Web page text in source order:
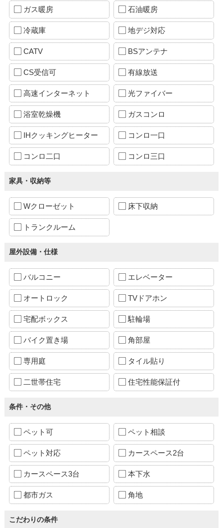
ガス暖房 石油暖房
冷蔵庫 地デジ対応
CATV BSアンテナ
CS受信可 有線放送
高速インターネット 光ファイバー
浴室乾燥機 ガスコンロ
IHクッキングヒーター コンロ一口
コンロ二口 コンロ三口
家具・収納等
Wクローゼット 床下収納
トランクルーム
屋外設備・仕様
バルコニー エレベーター
オートロック TVドアホン
宅配ボックス 駐輪場
バイク置き場 角部屋
専用庭 タイル貼り
二世帯住宅 住宅性能保証付
条件・その他
ペット可 ペット相談
ペット対応 カースペース2台
カースペース3台 本下水
都市ガス 角地
こだわりの条件